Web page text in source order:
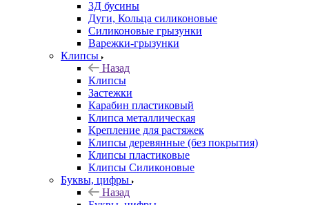
3Д бусины
Дуги, Кольца силиконовые
Силиконовые грызунки
Варежки-грызунки
Клипсы
Назад
Клипсы
Застежки
Карабин пластиковый
Клипса металлическая
Крепление для растяжек
Клипсы деревянные (без покрытия)
Клипсы пластиковые
Клипсы Силиконовые
Буквы, цифры
Назад